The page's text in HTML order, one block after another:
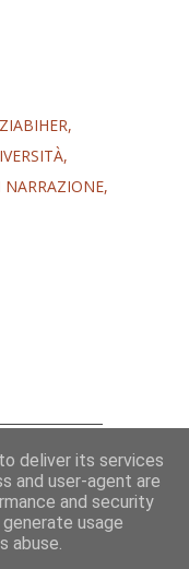
NARRAZIONE
deliver its services
and user-agent are
and security
usage
abuse.